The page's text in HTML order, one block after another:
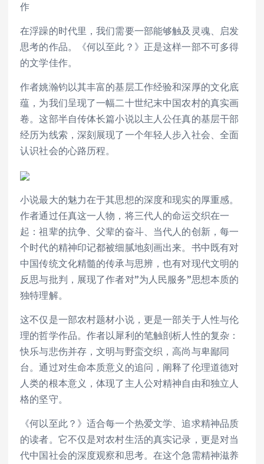
作
在浮躁的时代里，我们需要一部能够触及灵魂、启发
思考的作品。《何以至此？》正是这样一部不可多得
的文学佳作。
作者姚瀚钧以其丰富的基层工作经验和深厚的文化底
蕴，为我们呈现了一幅二十世纪末中国农村的真实画
卷。这部半自传体长篇小说以主人公任真的基层干部
经历为线索，深刻展现了一个年轻人步入社会、全面
认识社会的心路历程。
小说最大的魅力在于其思想的深度和现实的厚重感。
作者通过任真这一人物，将三代人的命运交织在一
起：祖辈的抗争、父辈的奋斗、当代人的创新，每一
个时代的精神印记都被细腻地刻画出来。书中既有对
中国传统文化精髓的传承与思辨，也有对现代文明的
反思与批判，展现了作者对”为人民服务”思想本质的
独特理解。
这不仅是一部农村题材小说，更是一部关于人性与伦
理的哲学作品。作者以犀利的笔触剖析人性的复杂：
快乐与悲伤并存，文明与野蛮交织，高尚与卑鄙同
台。通过对生命本质意义的追问，阐释了伦理道德对
人类的根本意义，体现了主人公对精神自由和独立人
格的坚守。
《何以至此？》适合每一个热爱文学、追求精神品质
的读者。它不仅是对农村生活的真实记录，更是对当
代中国社会的深度观察和思考。在这个急需精神滋养